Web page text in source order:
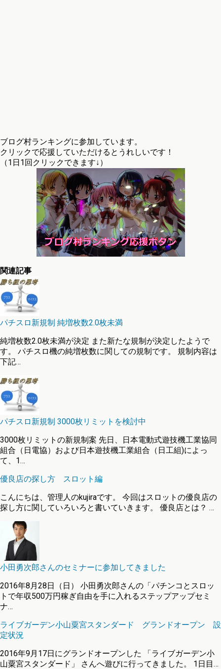
ブログ村ランキングに参加しています。
クリックで応援していただけるとうれしいです！
（1日1回クリックできます↓）
関連記事
パチスロ新規制 純増枚数2.0枚未満
純増枚数2.0枚未満が決定 また新たな規制が決定したようで
す。 パチスロ機の純増枚数に関しての規制です。 規制内容は
下記…
パチスロ新規制 3000枚リミットを検討中
3000枚リミットの新規制案 先日、日本電動式遊技機工業協同
組合（日電協）および日本遊技機工業組合（日工組)によっ
て、1…
優良店の探し方 スロット編
こんにちは、管理人のkujiraです。 今回はスロットの優良店の
探し方に関していろいろと書いていきます。 優良店とは？ …
小田勇次郎さんのセミナーに参加してきました
2016年8月28日（日） 小田勇次郎さんの「パチンコとスロッ
トで年収500万円稼ぎ自由を手に入れるステップアップセミ
ナ…
ライブガーデン小山粟宮スタンダード グランドオープン 設
定状況
2016年9月17日にグランドオープンした 「ライブガーデン小
山粟宮スタンダード」 さんへ遊びに行ってきました。 1日目…